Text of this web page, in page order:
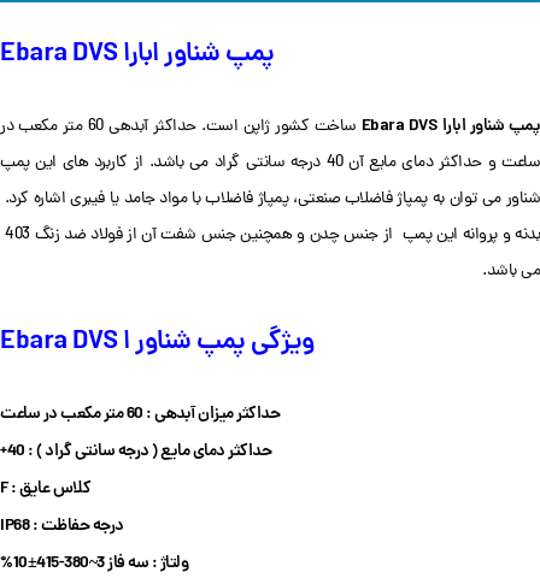
پمپ شناور ابارا Ebara DVS
پمپ شناور ابارا Ebara DVS
ساخت کشور ژاپن است. حداکثر آبدهی 60 متر مکعب در
ساعت و حداکثر دمای مایع آن 40 درجه سانتی گراد می باشد. از کاربرد های این پمپ
شناور می توان به پمپاژ فاضلاب صنعتی، پمپاژ فاضلاب با مواد جامد یا فیبری اشاره کرد.
می باشد.
ویژگی پمپ شناور ا Ebara DVS
حداکثر میزان آبدهی : 60 متر مکعب در ساعت
حداکثر دمای مایع ( درجه سانتی گراد ) : 40+
کلاس عایق : F
درجه حفاظت : IP68
ولتاژ : سه فاز 3~380-415±10%